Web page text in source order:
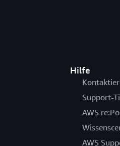
Hilfe
Support-
AWS
AWS